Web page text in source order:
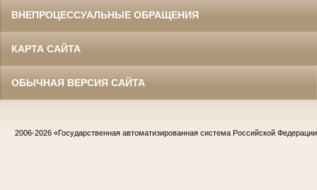
ВНЕПРОЦЕССУАЛЬНЫЕ ОБРАЩЕНИЯ
КАРТА САЙТА
ОБЫЧНАЯ ВЕРСИЯ САЙТА
2006-2026 «Государственная автоматизированная система Российской